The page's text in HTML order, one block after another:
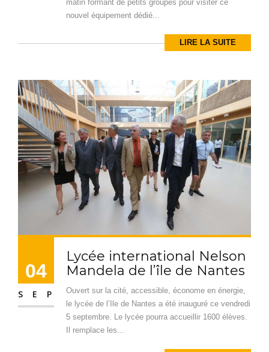
matin formant de petits groupes pour visiter ce
nouvel équipement dédié...
LIRE LA SUITE
04
SEP
Lycée international Nelson
Mandela de l’île de Nantes
Ouvert sur la cité, accessible, économe en énergie,
le lycée de l’Ile de Nantes a été inauguré ce vendredi
5 septembre. Le lycée pourra accueillir 1600 élèves.
Il remplace les...